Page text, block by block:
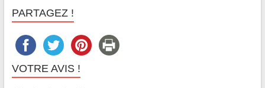
PARTAGEZ !
VOTRE AVIS !